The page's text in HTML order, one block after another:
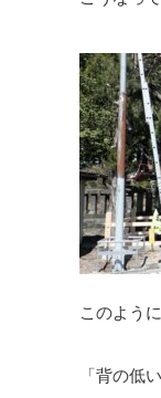
このよう
「背の低